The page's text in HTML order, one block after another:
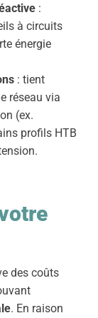
:
à circuits
énergie
: tient
réseau via
(ex.
profils HTB
des coûts
. En raison